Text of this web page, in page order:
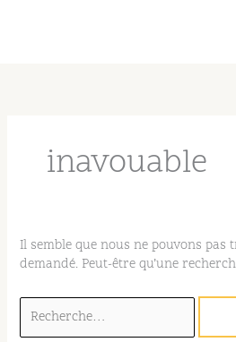
inavouable
Il semble que nous ne pouvons pas
demandé. Peut-être qu’une